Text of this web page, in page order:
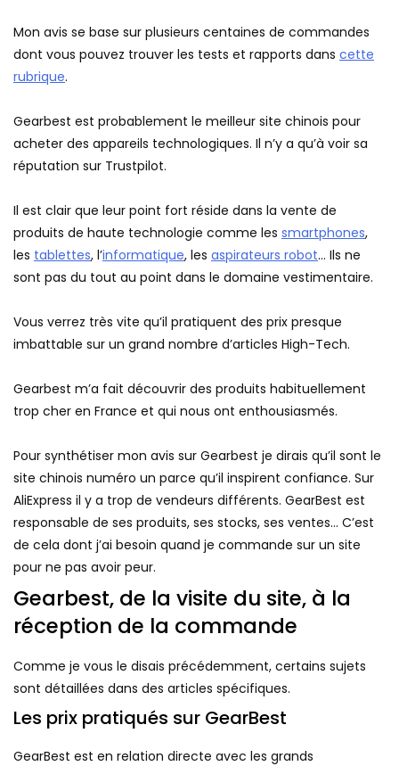
Mon avis se base sur plusieurs centaines de commandes
dont vous pouvez trouver les tests et rapports dans cette
rubrique.
Gearbest est probablement le meilleur site chinois pour
acheter des appareils technologiques. Il n’y a qu’à voir sa
réputation sur Trustpilot.
Il est clair que leur point fort réside dans la vente de
produits de haute technologie comme les smartphones,
les tablettes, l’informatique, les aspirateurs robot… Ils ne
sont pas du tout au point dans le domaine vestimentaire.
Vous verrez très vite qu’il pratiquent des prix presque
imbattable sur un grand nombre d’articles High-Tech.
Gearbest m’a fait découvrir des produits habituellement
trop cher en France et qui nous ont enthousiasmés.
Pour synthétiser mon avis sur Gearbest je dirais qu’il sont le
site chinois numéro un parce qu’il inspirent confiance. Sur
AliExpress il y a trop de vendeurs différents. GearBest est
responsable de ses produits, ses stocks, ses ventes… C’est
de cela dont j’ai besoin quand je commande sur un site
pour ne pas avoir peur.
Gearbest, de la visite du site, à la
réception de la commande
Comme je vous le disais précédemment, certains sujets
sont détaillées dans des articles spécifiques.
Les prix pratiqués sur GearBest
GearBest est en relation directe avec les grands